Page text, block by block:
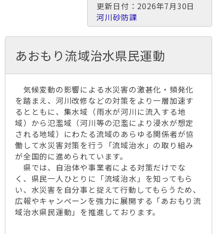
更新日付：2026年7月30日
河川砂防課
あおもり流域治水県民運動
気候変動の影響による水災害の激甚化・頻発化
を踏まえ、河川改修などの対策をより一層加速す
るとともに、集水域（雨水が河川に流入する地
域）から氾濫域（河川等の氾濫により浸水が想定
される地域）にわたる流域のあらゆる関係者が協
働して水災害対策を行う「流域治水」の取り組み
が全国的に進められています。
県では、自治体や事業者による対策だけでな
く、県民一人ひとりに「流域治水」を知ってもら
い、水災害を自分事と捉えて行動してもらうため、
広報やキャンペーンを強力に展開する「あおもり流
域治水県民運動」を推進しております。